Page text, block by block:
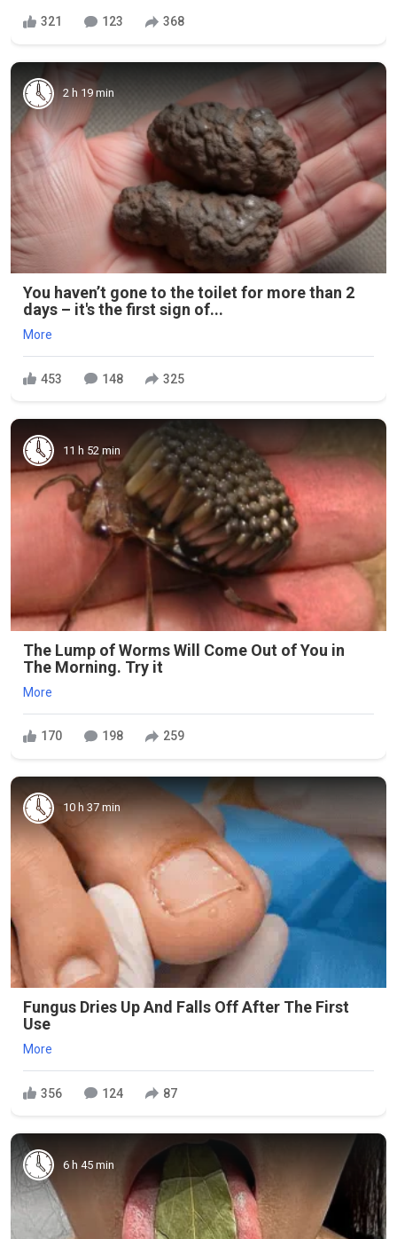
321 123 368
2 h 19 min
You haven’t gone to the toilet for more than 2
days – it's the first sign of...
More
453 148 325
11 h 52 min
The Lump of Worms Will Come Out of You in
The Morning. Try it
More
170 198 259
10 h 37 min
Fungus Dries Up And Falls Off After The First
Use
More
356 124 87
6 h 45 min